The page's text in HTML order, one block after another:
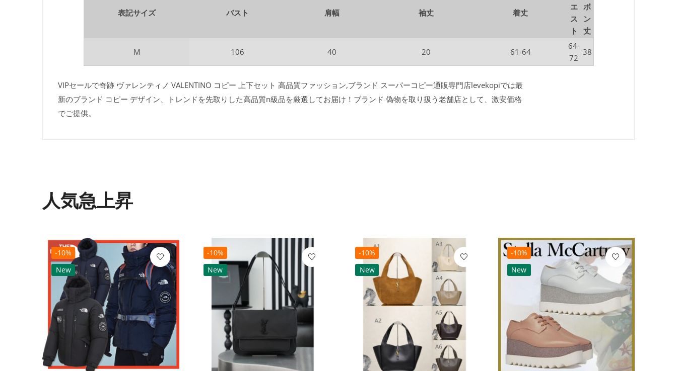
表記サイズ バスト 肩幅 袖丈 着丈
エ
ス
ト
ボ
ン
丈
M 106 40 20 61-64
64-
72
38
VIPセールで奇跡 ヴァレンティノ VALENTINO コピー 上下セット 高品質ファッション,ブランド スーパーコピー通販専門店levekopiでは最
新のブランド コピー デザイン、トレンドを先取りした高品質n級品を厳選してお届け！ブランド 偽物を取り扱う老舗店として、激安価格
でご提供。
人気急上昇
-10%
New
-10%
New
-10%
New
-10%
New